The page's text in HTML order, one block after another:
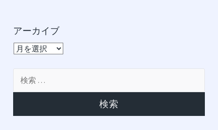
アーカイブ
ア